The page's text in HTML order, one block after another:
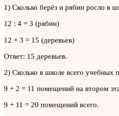
1) Сколько берёз и рябин росло в
12 : 4 = 3 (рябин)
12 + 3 = 15 (деревьев)
Ответ: 15 деревьев.
2) Сколько в школе всего учебных
9 + 2 = 11 помещений на втором
9 + 11 = 20 помещений всего.